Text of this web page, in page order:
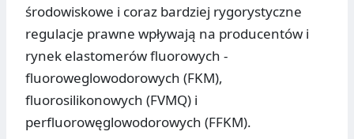
środowiskowe i coraz bardziej rygorystyczne
regulacje prawne wpływają na producentów i
rynek elastomerów fluorowych -
fluoroweglowodorowych (FKM),
fluorosilikonowych (FVMQ) i
perfluorowęglowodorowych (FFKM).